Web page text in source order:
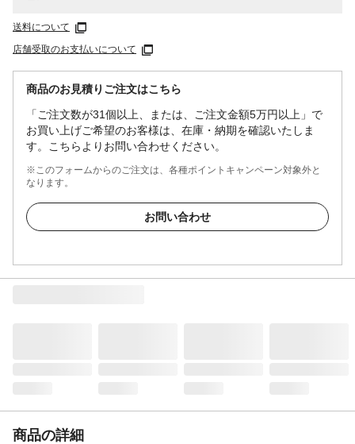
送料について
店舗受取のお支払いについて
商品のお見積りご注文はこちら
「ご注文数が31個以上、または、ご注文金額5万円以上」で
お買い上げご希望のお客様は、在庫・納期を確認いたしま
す。こちらよりお問い合わせください。
※このフォームからのご注文は、各種ポイントキャンペーン対象外と
なります。
お問い合わせ
商品の詳細